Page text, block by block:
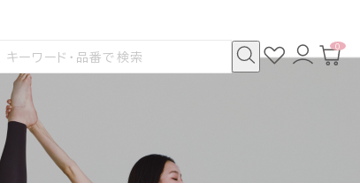
検
す
お
気
ロ
グ
カ
ー
0